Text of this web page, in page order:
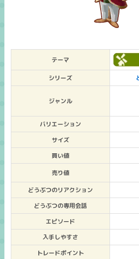
テーマ
シリーズ
ジャンル
バリエーション
サイズ
買い値
売り値
どうぶつのリアクション
どうぶつの専用会話
エピソード
入手しやすさ
トレードポイント